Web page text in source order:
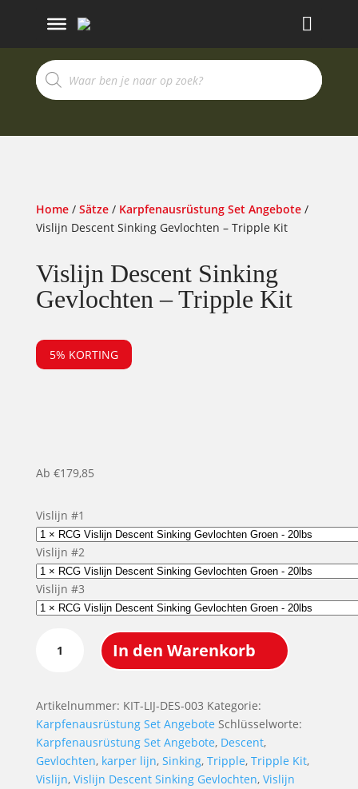
Produktsuche
Home/ Sätze/ Karpfenausrüstung Set Angebote/
Vislijn Descent Sinking Gevlochten – Tripple Kit
Vislijn Descent Sinking
Gevlochten – Tripple Kit
5% KORTING
Ab €179,85
Vislijn #1
Vislijn #2
Vislijn #3
Descent
-
Tripple
Kit
Menge
In den Warenkorb
Artikelnummer: KIT-LIJ-DES-003 Kategorie:
Karpfenausrüstung Set Angebote Schlüsselworte:
Karpfenausrüstung Set Angebote, Descent,
Gevlochten, karper lijn, Sinking, Tripple, Tripple Kit,
Vislijn, Vislijn Descent Sinking Gevlochten, Vislijn